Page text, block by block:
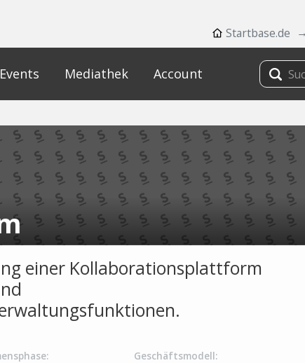
Startbase.de
Events Mediathek Account
einer Kollaborationsplattform
Geschäftsmodell: